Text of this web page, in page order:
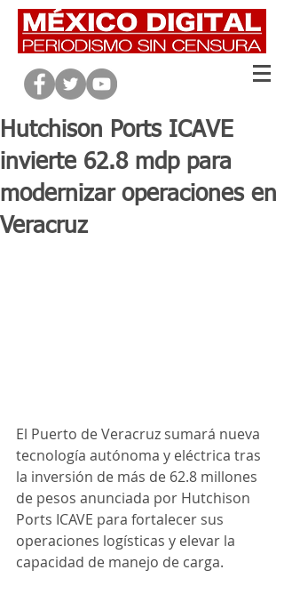
Hutchison Ports ICAVE
invierte 62.8 mdp para
modernizar operaciones en
Veracruz
El Puerto de Veracruz sumará nueva
tecnología autónoma y eléctrica tras
la inversión de más de 62.8 millones
de pesos anunciada por Hutchison
Ports ICAVE para fortalecer sus
operaciones logísticas y elevar la
capacidad de manejo de carga.